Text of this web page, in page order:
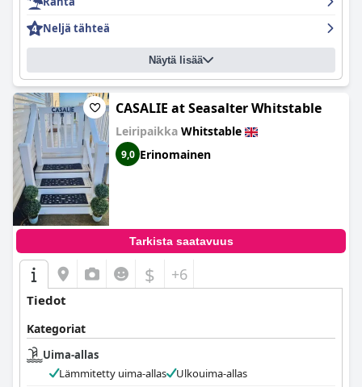
on saatavilla paikan päällä, mutta rajallinen määrä paikkoja
tekee paikasta varmistamisen joskus haastavaa. Tästä
huolimatta suojatun pyörävaraston ja läheisen lisäpysäköinnin
saatavuus lisää joustavuutta, ja asiakkaat pitävät
pysäköintijärjestelyjä yleisesti ottaen tyydyttävinä.
PerheilleHotel Continentaltarjoaa tilavia ja hyvin varusteltuja
perhehuoneita, mikä tekee siitä ihanteellisen valinnan
merenrantalomalle. Perheystävälliset palvelut ja
vieraanvarainen ilmapiiri yhdistettynä avuliaaseen ja
ystävälliseen henkilökuntaan luovat positiivisen kokemuksen
lapsiperheille.
Dynaamisen yöelämän ympäröimänä hotelli hyötyy
läheisyydestään pääkadun varrella sijaitseviin baareihin ja
pubeihin, jotka tarjoavat vieraille vilkkaita viihdemahdollisuuksia
vain lyhyen kävelymatkan päässä.
Neljä tähteä
Näytä lisää
CASALIE at Seasalter Whitstable
Leiripaikka Whitstable
9,0 Erinomainen
Tarkista saatavuus
$ +6
Tiedot
Kategoriat
Uima-allas
Lämmitetty uima-allas
Ulkouima-allas